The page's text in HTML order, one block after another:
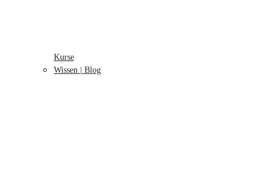
Kurse
Wissen | Blog